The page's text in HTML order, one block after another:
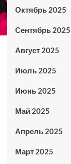
Октябрь 2025
Сентябрь 2025
Август 2025
Июль 2025
Июнь 2025
Май 2025
Апрель 2025
Март 2025